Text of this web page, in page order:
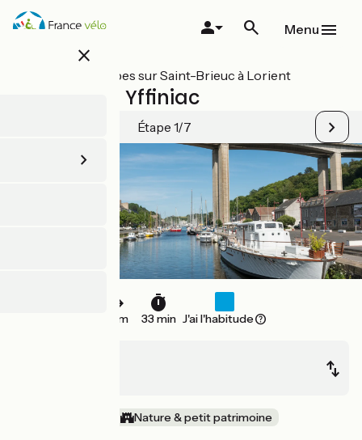
Aller
au
close
Menu
Toutes les étapes sur Saint-Brieuc à Lorient
St-Brieuc / Yffiniac
Étape 1/7
9 km 33 min J'ai l'habitude
Nature & petit patrimoine